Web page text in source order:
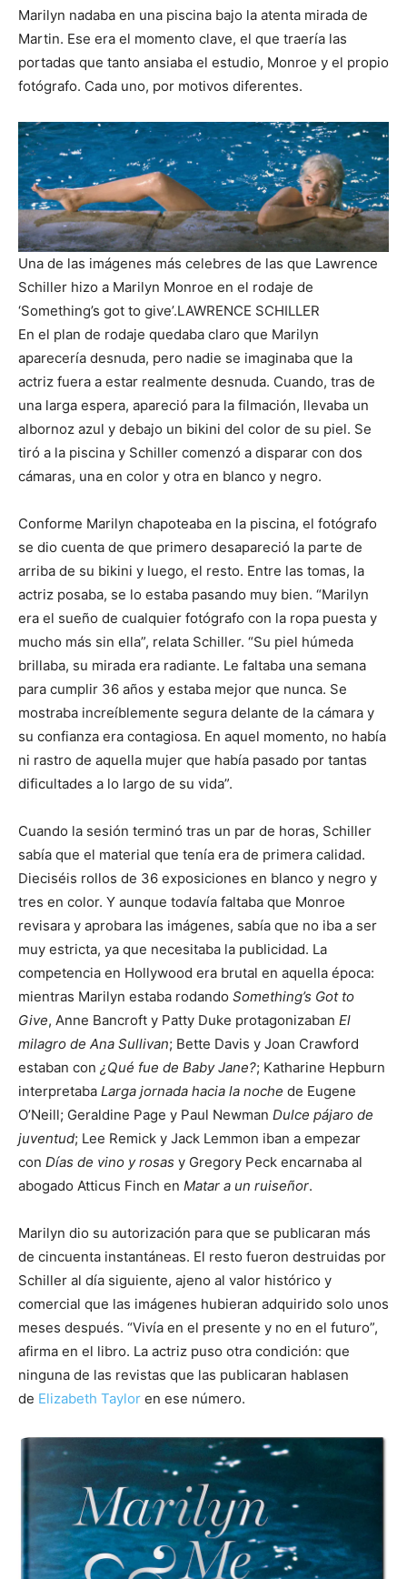
Marilyn nadaba en una piscina bajo la atenta mirada de
Martin. Ese era el momento clave, el que traería las
portadas que tanto ansiaba el estudio, Monroe y el propio
fotógrafo. Cada uno, por motivos diferentes.
Una de las imágenes más celebres de las que Lawrence
Schiller hizo a Marilyn Monroe en el rodaje de
‘Something’s got to give’.LAWRENCE SCHILLER
En el plan de rodaje quedaba claro que Marilyn
aparecería desnuda, pero nadie se imaginaba que la
actriz fuera a estar realmente desnuda. Cuando, tras de
una larga espera, apareció para la filmación, llevaba un
albornoz azul y debajo un bikini del color de su piel. Se
tiró a la piscina y Schiller comenzó a disparar con dos
cámaras, una en color y otra en blanco y negro.
Conforme Marilyn chapoteaba en la piscina, el fotógrafo
se dio cuenta de que primero desapareció la parte de
arriba de su bikini y luego, el resto. Entre las tomas, la
actriz posaba, se lo estaba pasando muy bien. “Marilyn
era el sueño de cualquier fotógrafo con la ropa puesta y
mucho más sin ella”, relata Schiller. “Su piel húmeda
brillaba, su mirada era radiante. Le faltaba una semana
para cumplir 36 años y estaba mejor que nunca. Se
mostraba increíblemente segura delante de la cámara y
su confianza era contagiosa. En aquel momento, no había
ni rastro de aquella mujer que había pasado por tantas
dificultades a lo largo de su vida”.
Cuando la sesión terminó tras un par de horas, Schiller
sabía que el material que tenía era de primera calidad.
Dieciséis rollos de 36 exposiciones en blanco y negro y
tres en color. Y aunque todavía faltaba que Monroe
revisara y aprobara las imágenes, sabía que no iba a ser
muy estricta, ya que necesitaba la publicidad. La
competencia en Hollywood era brutal en aquella época:
mientras Marilyn estaba rodando Something’s Got to
Give, Anne Bancroft y Patty Duke protagonizaban El
milagro de Ana Sullivan; Bette Davis y Joan Crawford
estaban con ¿Qué fue de Baby Jane?; Katharine Hepburn
interpretaba Larga jornada hacia la noche de Eugene
O’Neill; Geraldine Page y Paul Newman Dulce pájaro de
juventud; Lee Remick y Jack Lemmon iban a empezar
con Días de vino y rosas y Gregory Peck encarnaba al
abogado Atticus Finch en Matar a un ruiseñor.
Marilyn dio su autorización para que se publicaran más
de cincuenta instantáneas. El resto fueron destruidas por
Schiller al día siguiente, ajeno al valor histórico y
comercial que las imágenes hubieran adquirido solo unos
meses después. “Vivía en el presente y no en el futuro”,
afirma en el libro. La actriz puso otra condición: que
ninguna de las revistas que las publicaran hablasen
de Elizabeth Taylor en ese número.